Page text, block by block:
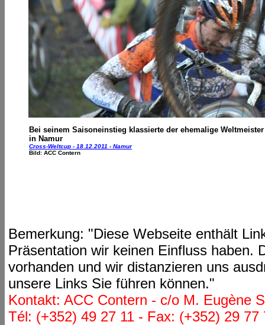
Bei seinem Saisoneinstieg klassierte der ehemalige
in Namur
Cross-Weltcup - 18.12.2011 - Namur
Bild: ACC Contern
Bemerkung: "Diese Webseite enthält
Präsentation wir keinen Einfluss haben.
vorhanden und wir distanzieren uns
unsere Links Sie führen können."
Kontakt: ACC Contern - c/o M. Eugène
Tél: (+352) 49 27 11 - Fax: (+352) 29